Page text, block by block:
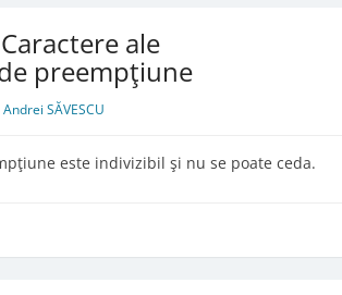
ale
preempţiune
Andrei SĂVESCU
este indivizibil şi nu se poate ceda.